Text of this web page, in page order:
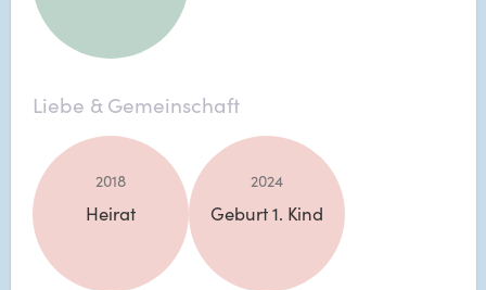
Liebe & Gemeinschaft
2018
Heirat
2024
Geburt 1. Kind